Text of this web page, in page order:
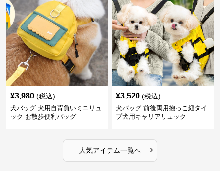
¥3,980 (税込)
犬バッグ 犬用自背負いミニリュ
ック お散歩便利バッグ
¥3,520 (税込)
犬バッグ 前後両用抱っこ紐タイ
プ犬用キャリアリュック
人気アイテム一覧へ ›